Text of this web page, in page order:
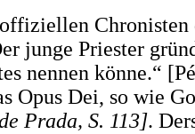
Chronisten
junge Priester
nennen könne.“
Opus Dei, so wie
Prada, S. 113].